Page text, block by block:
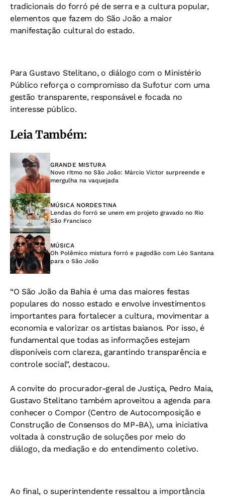
tradicionais do forró pé de serra e a cultura popular,
elementos que fazem do São João a maior
manifestação cultural do estado.
Para Gustavo Stelitano, o diálogo com o Ministério
Público reforça o compromisso da Sufotur com uma
gestão transparente, responsável e focada no
interesse público.
Leia Também:
GRANDE MISTURA
Novo ritmo no São João: Márcio Victor surpreende e
mergulha na vaquejada
MÚSICA NORDESTINA
Lendas do forró se unem em projeto gravado no Rio
São Francisco
MÚSICA
Oh Polêmico mistura forró e pagodão com Léo Santana
para o São João
“O São João da Bahia é uma das maiores festas
populares do nosso estado e envolve investimentos
importantes para fortalecer a cultura, movimentar a
economia e valorizar os artistas baianos. Por isso, é
fundamental que todas as informações estejam
disponíveis com clareza, garantindo transparência e
controle social”, destacou.
A convite do procurador-geral de Justiça, Pedro Maia,
Gustavo Stelitano também aproveitou a agenda para
conhecer o Compor (Centro de Autocomposição e
Construção de Consensos do MP-BA), uma iniciativa
voltada à construção de soluções por meio do
diálogo, da mediação e do entendimento coletivo.
Ao final, o superintendente ressaltou a importância